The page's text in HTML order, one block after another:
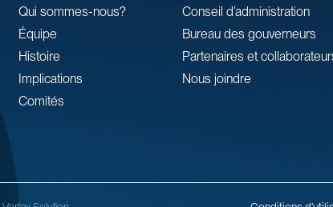
Qui sommes-nous?
Équipe
Histoire
Implications
Comités
Conseil d’administration
Bureau des gouverneurs
Partenaires et
Nous joindre